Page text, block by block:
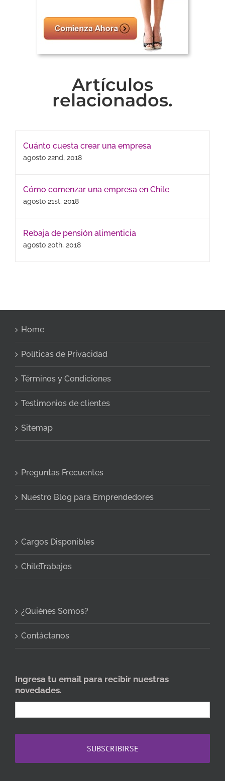
Artículos
relacionados.
Cuánto cuesta crear una empresa
agosto 22nd, 2018
Cómo comenzar una empresa en Chile
agosto 21st, 2018
Rebaja de pensión alimenticia
agosto 20th, 2018
Home
Políticas de Privacidad
Términos y Condiciones
Testimonios de clientes
Sitemap
Preguntas Frecuentes
Nuestro Blog para Emprendedores
Cargos Disponibles
ChileTrabajos
¿Quiénes Somos?
Contáctanos
Ingresa tu email para recibir nuestras
novedades.